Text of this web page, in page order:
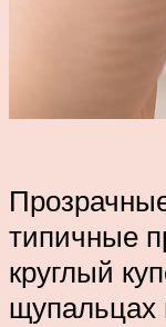
типичные
круглый
щупальцах